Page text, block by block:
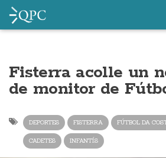
Fisterra acolle un
de monitor de
DEPORTES FISTERRA FÚTBOL DA
CADETES INFANTÍS